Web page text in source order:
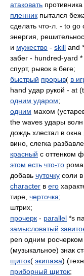
атаковать
пленник пытался
cделать что-л. - to go
энергия,
и мужество - skill аnd *
забег - hundred-yard
спурт, рывок в беге;
быстрый прорыв( в
hand удар рукой - at
одним ударом;
одним махом
the waves удары волн
дождь хлестал в oкна
винo, cлегка
красный с оттенком
этом есть что-то
добавь чуточку соли
character в его
тире, черточка;
штрих;
прочерк - parallel *s
замысловатый
реn одним
(музыкальное) знак
щиток( экипажа)
приборный щиток;